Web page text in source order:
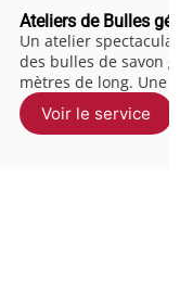
– Clo
pour apprendre à
géantes pouvant
activité …
Ajouter aux favoris